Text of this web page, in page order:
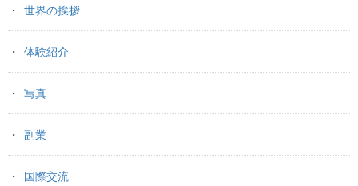
世界の挨拶
体験紹介
写真
副業
国際交流